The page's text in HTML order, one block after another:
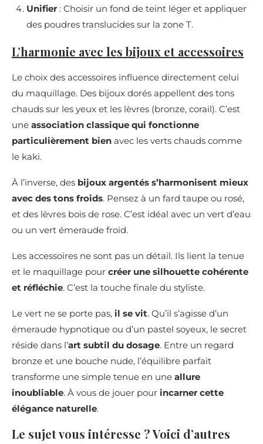
Unifier : Choisir un fond de teint léger et appliquer
des poudres translucides sur la zone T.
L’harmonie avec les bijoux et accessoires
Le choix des accessoires influence directement celui
du maquillage. Des bijoux dorés appellent des tons
chauds sur les yeux et les lèvres (bronze, corail). C’est
une association classique qui fonctionne
particulièrement bien avec les verts chauds comme
le kaki.
À l’inverse, des bijoux argentés s’harmonisent mieux
avec des tons froids. Pensez à un fard taupe ou rosé,
et des lèvres bois de rose. C’est idéal avec un vert d’eau
ou un vert émeraude froid.
Les accessoires ne sont pas un détail. Ils lient la tenue
et le maquillage pour créer une silhouette cohérente
et réfléchie. C’est la touche finale du styliste.
Le vert ne se porte pas, il se vit. Qu’il s’agisse d’un
émeraude hypnotique ou d’un pastel soyeux, le secret
réside dans l’art subtil du dosage. Entre un regard
bronze et une bouche nude, l’équilibre parfait
transforme une simple tenue en une allure
inoubliable. À vous de jouer pour incarner cette
élégance naturelle.
Le sujet vous intéresse ? Voici d’autres